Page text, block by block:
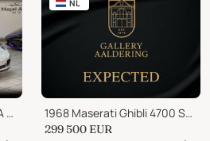
2013 Porsche 911 CARRERA 4S CABRIO|SPORT CHRONO|PASM|20"|PDK
NL
1968 Maserati Ghibli 4700 Spyder "Built by Campana Carrozzeria Modena"
299 500 EUR